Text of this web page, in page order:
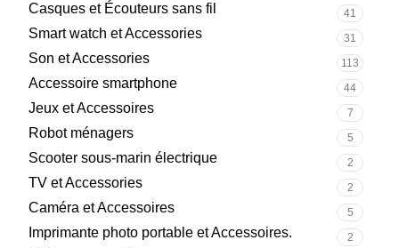
Casques et Écouteurs sans fil 41
Smart watch et Accessories 31
Son et Accessories 113
Accessoire smartphone 44
Jeux et Accessoires 7
Robot ménagers 5
Scooter sous-marin électrique 2
TV et Accessories 2
Caméra et Accessoires 5
Imprimante photo portable et Accessoires. 2